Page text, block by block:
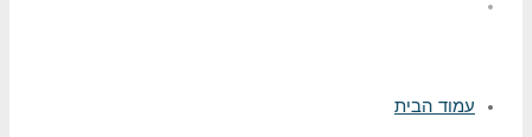
עמוד הבית